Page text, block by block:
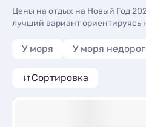
Цены на отдых на Новый Год
лучший вариант ориентируясь
У моря У моря
Сортировка